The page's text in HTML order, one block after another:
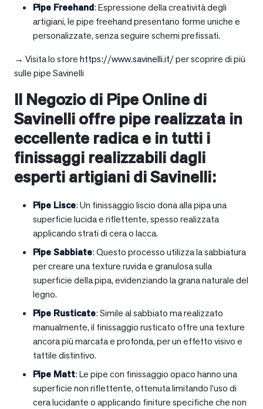
Pipe Freehand: Espressione della creatività degli
artigiani, le pipe freehand presentano forme uniche e
personalizzate, senza seguire schemi prefissati.
→ Visita lo storehttps://www.savinelli.it/per scoprire di più
sulle pipe Savinelli
Il Negozio di Pipe Online di
Savinelli offre pipe realizzata in
eccellente radica e in tutti i
finissaggi realizzabili dagli
esperti artigiani di Savinelli:
Pipe Lisce: Un finissaggio liscio dona alla pipa una
superficie lucida e riflettente, spesso realizzata
applicando strati di cera o lacca.
Pipe Sabbiate: Questo processo utilizza la sabbiatura
per creare una texture ruvida e granulosa sulla
superficie della pipa, evidenziando la grana naturale del
legno.
Pipe Rusticate: Simile al sabbiato ma realizzato
manualmente, il finissaggio rusticato offre una texture
ancora più marcata e profonda, per un effetto visivo e
tattile distintivo.
Pipe Matt: Le pipe con finissaggio opaco hanno una
superficie non riflettente, ottenuta limitando l’uso di
cera lucidante o applicando finiture specifiche che non